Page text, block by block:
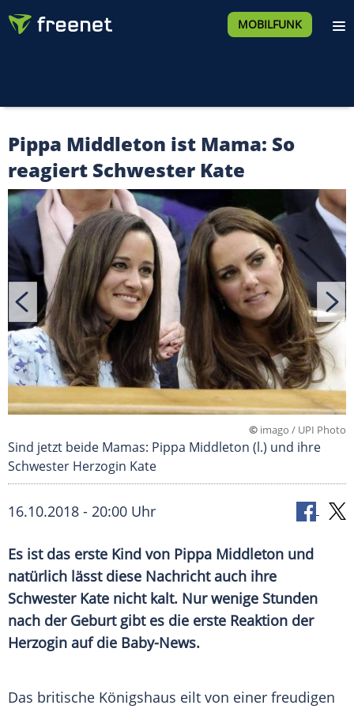
MOBILFUNK
Pippa Middleton ist Mama: So
reagiert Schwester Kate
© imago / UPI Photo
Sind jetzt beide Mamas: Pippa Middleton (l.) und ihre
Schwester Herzogin Kate
16.10.2018 - 20:00 Uhr
Es ist das erste Kind von Pippa Middleton und
natürlich lässt diese Nachricht auch ihre
Schwester Kate nicht kalt. Nur wenige Stunden
nach der Geburt gibt es die erste Reaktion der
Herzogin auf die Baby-News.
Das britische Königshaus eilt von einer freudigen